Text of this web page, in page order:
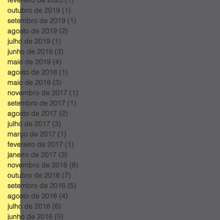
outubro de 2019 (1)
setembro de 2019 (1)
agosto de 2019 (2)
julho de 2019 (1)
junho de 2019 (3)
maio de 2019 (4)
agosto de 2018 (1)
maio de 2018 (3)
novembro de 2017 (1)
setembro de 2017 (1)
agosto de 2017 (2)
julho de 2017 (3)
março de 2017 (1)
fevereiro de 2017 (1)
janeiro de 2017 (3)
novembro de 2016 (8)
outubro de 2016 (7)
setembro de 2016 (5)
agosto de 2016 (4)
julho de 2016 (6)
junho de 2016 (5)